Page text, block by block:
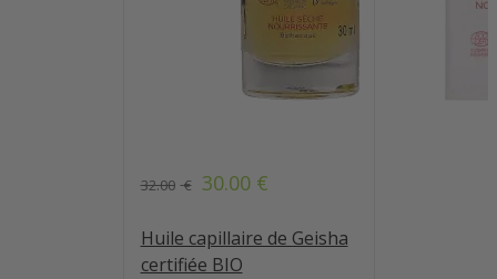
32.00 € 30.00 €
Huile capillaire de Geisha
certifiée BIO